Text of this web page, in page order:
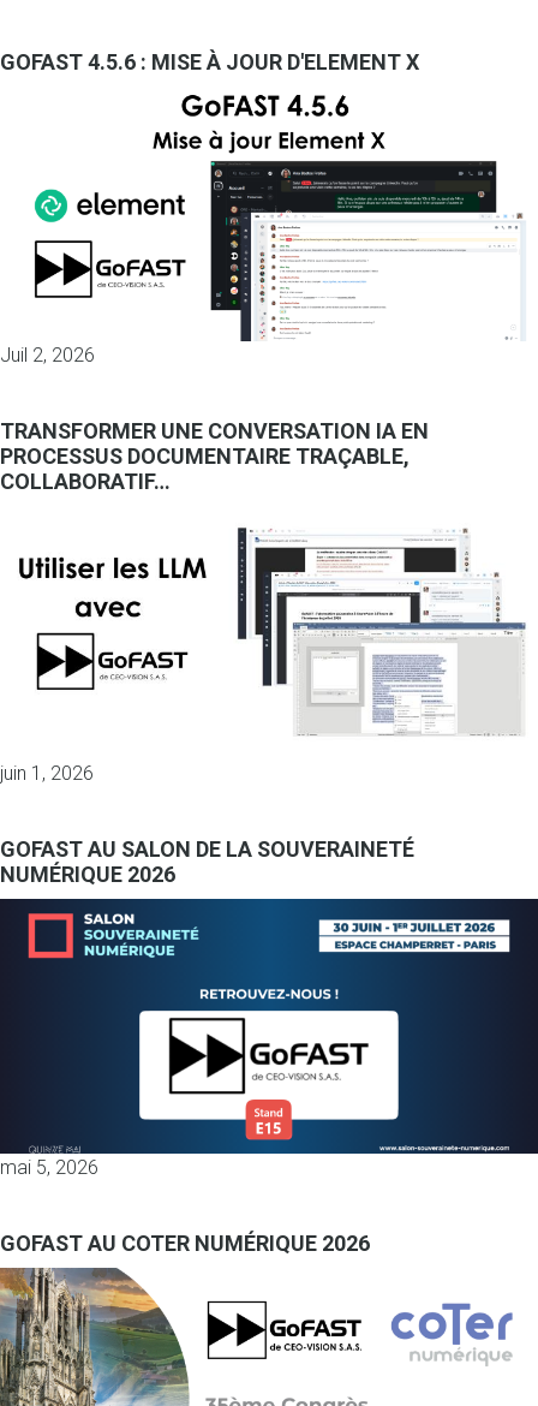
GOFAST 4.5.6 : MISE À JOUR D'ELEMENT X
Juil 2, 2026
TRANSFORMER UNE CONVERSATION IA EN
PROCESSUS DOCUMENTAIRE TRAÇABLE,
COLLABORATIF…
juin 1, 2026
GOFAST AU SALON DE LA SOUVERAINETÉ
NUMÉRIQUE 2026
mai 5, 2026
GOFAST AU COTER NUMÉRIQUE 2026